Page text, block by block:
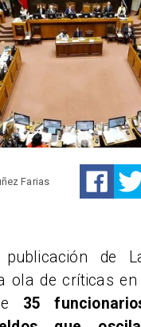
Farias
publicación de
ola de críticas en
35